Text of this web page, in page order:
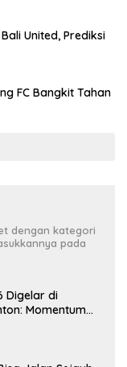
United, Prediksi
FC Bangkit Tahan
dengan kategori
pada
Digelar di
Momentum